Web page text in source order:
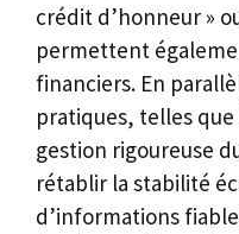
crédit d’honneur »
permettent
financiers. En
pratiques, telles que
gestion rigoureuse
rétablir la stabilité
d’informations